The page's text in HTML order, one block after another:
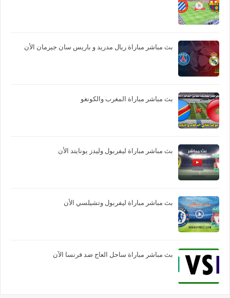
بث مباشر مباراة ريال مدريد و باريس سان جيرمان الأن
بث مباشر مباراة المغرب والكونغو
بث مباشر مباراة ليفربول وليدز يونايتد الأن
بث مباشر مباراة ليفربول وتشيلسي الأن
بث مباشر مباراة ساحل العاج ضد فرنسا الآن